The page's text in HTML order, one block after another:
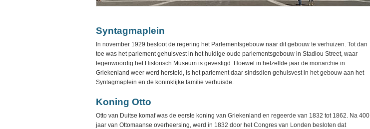
Syntagmaplein
In november 1929 besloot de regering het Parlementsgebouw naar dit gebouw te verhuizen. Tot dan
toe was het parlement gehuisvest in het huidige oude parlementsgebouw in Stadiou Street, waar
tegenwoordig het Historisch Museum is gevestigd. Hoewel in hetzelfde jaar de monarchie in
Griekenland weer werd hersteld, is het parlement daar sindsdien gehuisvest in het gebouw aan het
Syntagmaplein en de koninklijke familie verhuisde.
Koning Otto
Otto van Duitse komaf was de eerste koning van Griekenland en regeerde van 1832 tot 1862. Na 400
jaar van Ottomaanse overheersing, werd in 1832 door het Congres van Londen besloten dat